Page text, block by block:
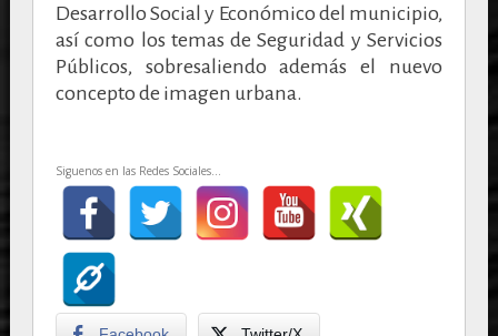
Desarrollo Social y Económico del municipio,
así como los temas de Seguridad y Servicios
Públicos, sobresaliendo además el nuevo
concepto de imagen urbana.
Siguenos en las Redes Sociales...